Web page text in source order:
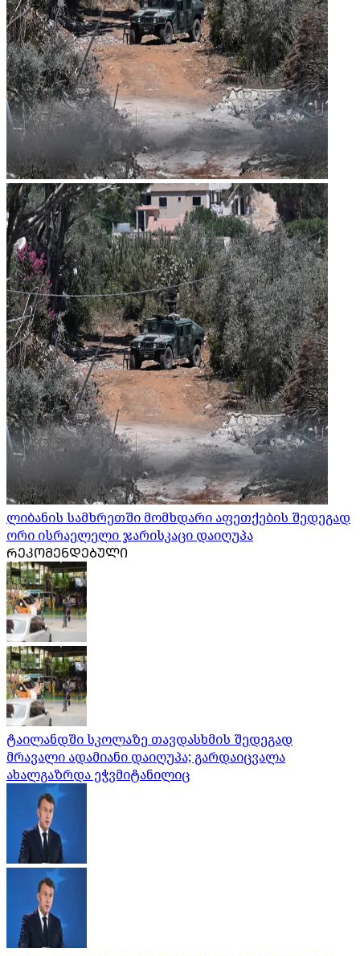
ლიბანის სამხრეთში მომხდარი აფეთქების შედეგად
ორი ისრაელელი ჯარისკაცი დაიღუპა
ᲠᲔᲙᲝᲛᲔᲜᲓᲔᲑᲣᲚᲘ
ტაილანდში სკოლაზე თავდასხმის შედეგად
მრავალი ადამიანი დაიღუპა; გარდაიცვალა
ახალგაზრდა ეჭვმიტანილიც